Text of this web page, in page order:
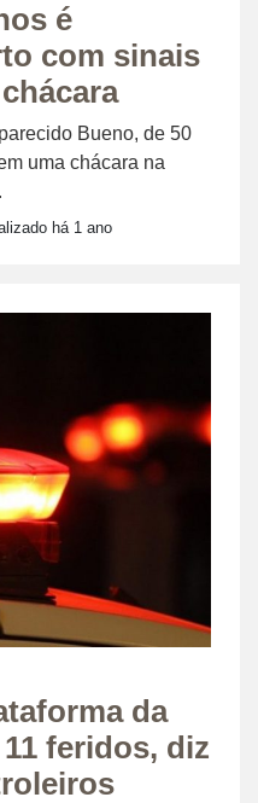
é
com sinais
Bueno, de 50
uma chácara na
há 1 ano
da
feridos, diz